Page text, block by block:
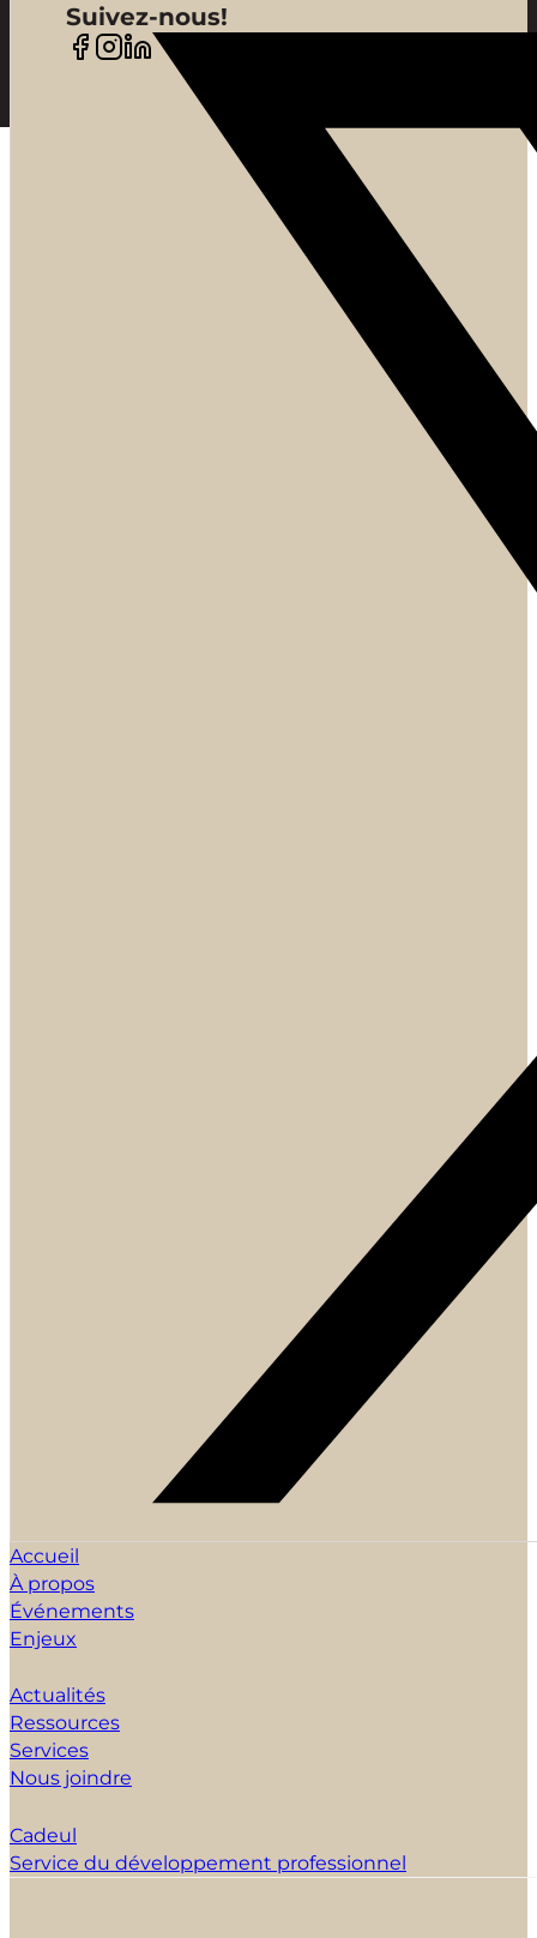
Suivez-nous!
Accueil
À propos
Événements
Enjeux
Actualités
Ressources
Services
Nous joindre
Cadeul
Service du développement professionnel